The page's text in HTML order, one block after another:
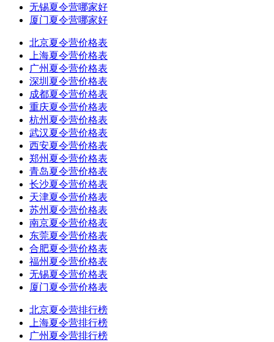
无锡夏令营哪家好
厦门夏令营哪家好
北京夏令营价格表
上海夏令营价格表
广州夏令营价格表
深圳夏令营价格表
成都夏令营价格表
重庆夏令营价格表
杭州夏令营价格表
武汉夏令营价格表
西安夏令营价格表
郑州夏令营价格表
青岛夏令营价格表
长沙夏令营价格表
天津夏令营价格表
苏州夏令营价格表
南京夏令营价格表
东莞夏令营价格表
合肥夏令营价格表
福州夏令营价格表
无锡夏令营价格表
厦门夏令营价格表
北京夏令营排行榜
上海夏令营排行榜
广州夏令营排行榜